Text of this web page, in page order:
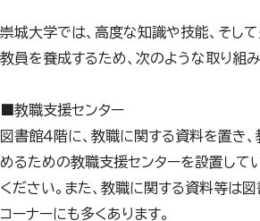
崇城大学では、高度な知識や技能、そし
教員を養成するため、次のような取り組み
■教職支援センター
図書館４階に、教職に関する資料を置き
めるための教職支援センターを設置して
ください。また、教職に関する資料等は
コーナーにも多くあります。